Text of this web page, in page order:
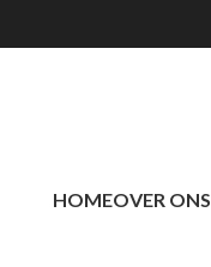
HOMEOVER ONS